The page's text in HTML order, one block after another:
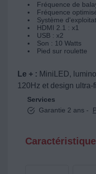
Fréquence de
Fréquence
Système
HDMI 2.1 : x1
USB : x2
Son : 10 Watts
Pied sur roulette
Le + : MiniLED,
120Hz et design ultra-
Services
Garantie 2 ans -